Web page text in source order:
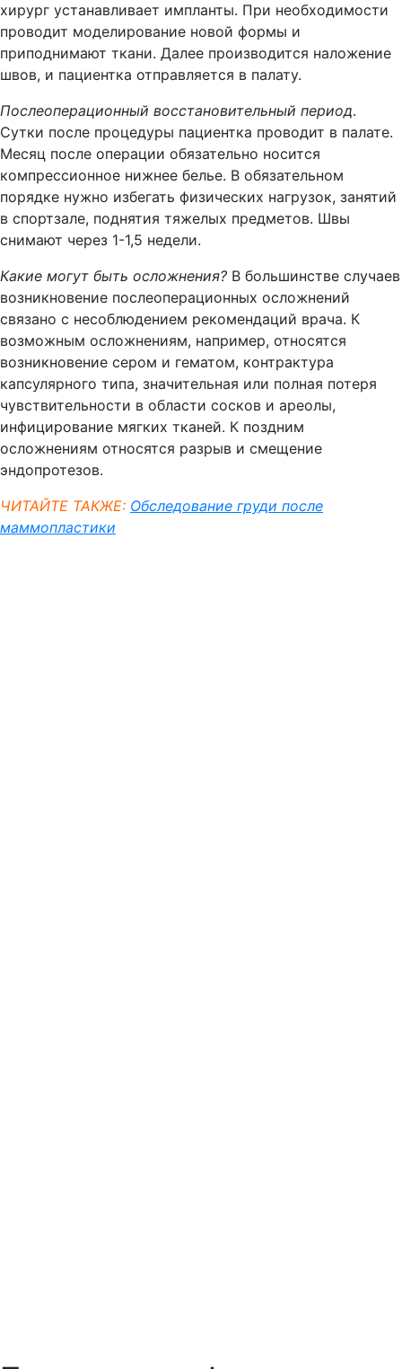
хирург устанавливает импланты. При необходимости
проводит моделирование новой формы и
приподнимают ткани. Далее производится наложение
швов, и пациентка отправляется в палату.
Послеоперационный восстановительный период.
Сутки после процедуры пациентка проводит в палате.
Месяц после операции обязательно носится
компрессионное нижнее белье. В обязательном
порядке нужно избегать физических нагрузок, занятий
в спортзале, поднятия тяжелых предметов. Швы
снимают через 1-1,5 недели.
Какие могут быть осложнения? В большинстве случаев
возникновение послеоперационных осложнений
связано с несоблюдением рекомендаций врача. К
возможным осложнениям, например, относятся
возникновение сером и гематом, контрактура
капсулярного типа, значительная или полная потеря
чувствительности в области сосков и ареолы,
инфицирование мягких тканей. К поздним
осложнениям относятся разрыв и смещение
эндопротезов.
ЧИТАЙТЕ ТАКЖЕ: Обследование груди после
маммопластики